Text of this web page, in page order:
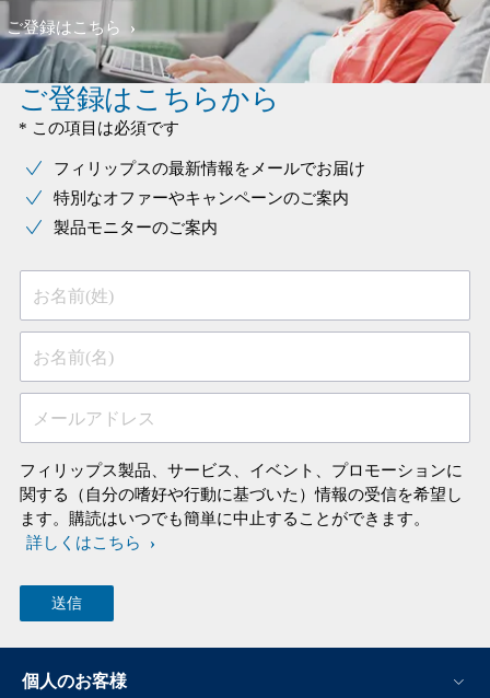
ご登録はこちら
ご登録はこちらから
* この項目は必須です
フィリップスの最新情報をメールでお届け
特別なオファーやキャンペーンのご案内
製品モニターのご案内
お名前(姓)
お名前(名)
メールアドレス
フィリップス製品、サービス、イベント、プロモーションに
関する（自分の嗜好や行動に基づいた）情報の受信を希望し
ます。購読はいつでも簡単に中止することができます。
詳しくはこちら
個人のお客様